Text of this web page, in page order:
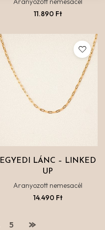
11.890 Ft
EGYEDI LÁNC – LINKED
UP
Aranyozott nemesacél
14.490 Ft
5